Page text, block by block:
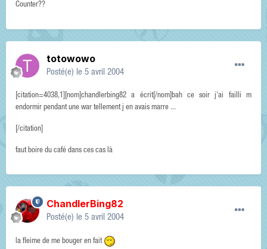
Counter??
totowowo
Posté(e) le 5 avril 2004
[citation=4038,1][nom]chandlerbing82 a écrit[/nom]bah ce soir j'ai failli m
endormir pendant une war tellement j en avais marre ...
[/citation]
faut boire du café dans ces cas là
ChandlerBing82
Posté(e) le 5 avril 2004
la fleime de me bouger en fait